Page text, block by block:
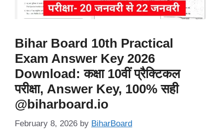
Bihar Board 10th Practical
Exam Answer Key 2026
Download: कक्षा 10वीं प्रैक्टिकल
परीक्षा, Answer Key, 100% सही
@biharboard.io
February 8, 2026 by BiharBoard